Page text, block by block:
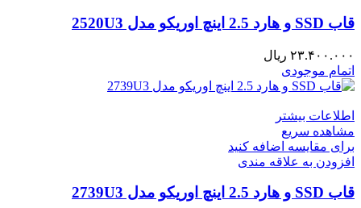
قاب SSD و هارد 2.5 اینچ اوریکو مدل 2520U3
۲۳.۴۰۰.۰۰۰ ریال
اتمام موجودی
اطلاعات بیشتر
مشاهده سریع
برای مقایسه اضافه کنید
افزودن به علاقه مندی
قاب SSD و هارد 2.5 اینچ اوریکو مدل 2739U3